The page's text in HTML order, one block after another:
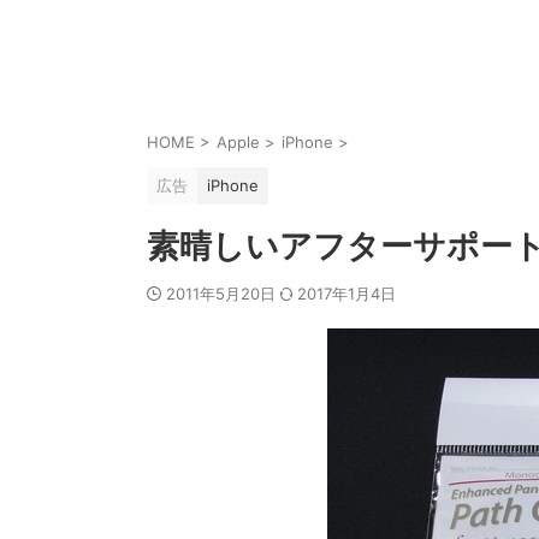
HOME > Apple > iPhone >
広告 iPhone
素晴しいアフターサポー
2011年5月20日 2017年1月4日